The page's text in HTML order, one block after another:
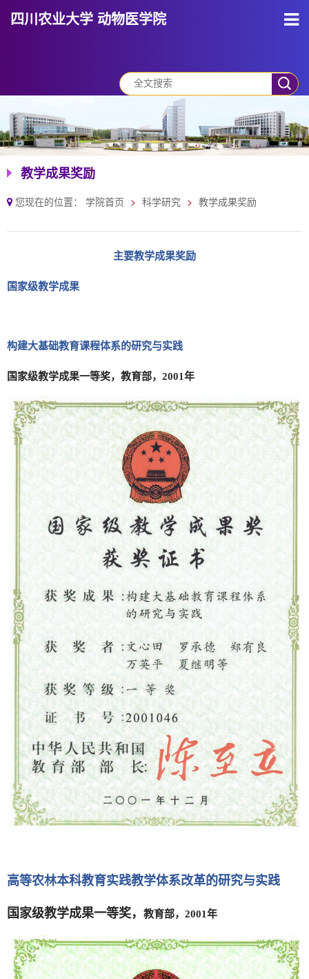
四川农业大学 动物医学院
教学成果奖励
您现在的位置： 学院首页 科学研究 教学成果奖励
主要教学成果奖励
国家级教学成果
构建大基础教育课程体系的研究与实践
国家级教学成果一等奖，教育部，2001年
高等农林本科教育实践教学体系改革的研究与实践
国家级教学成果一等奖， 教育部，2001年